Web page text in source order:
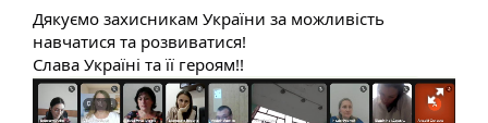
Дякуємо захисникам України за можливість
навчатися та розвиватися!
Слава Україні та її героям!!